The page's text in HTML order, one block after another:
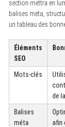
section mettra en
balises méta,
un tableau des
Éléments
SEO
Mots-clés
de
Balises
méta
afin